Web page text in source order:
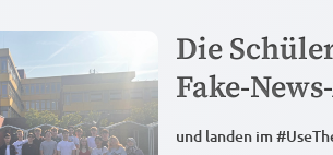
Die
Fake-
und landen im